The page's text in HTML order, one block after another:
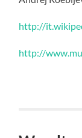
http://
http://